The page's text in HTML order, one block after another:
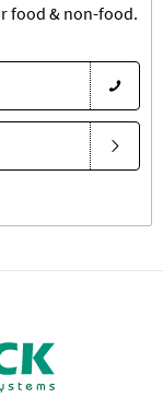
food & non-food.